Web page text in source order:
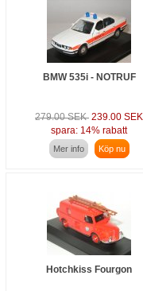
BMW 535i - NOTRUF
279.00 SEK 239.00 SEK
spara: 14% rabatt
Mer info
Köp nu
Hotchkiss Fourgon